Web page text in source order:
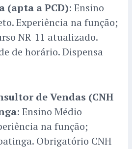
(apta a PCD): Ensino
Experiência na função;
NR-11 atualizado.
de horário. Dispensa
de Vendas (CNH
: Ensino Médio
na função;
Obrigatório CNH